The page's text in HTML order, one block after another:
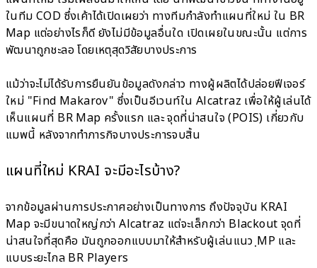
ในทีม COD ซึ่งเค้าได้เปิดเผยว่า ทางทีมกำลังทำแผนที่ใหม่ ใน BR
Map แต่อย่างไรก็ดี ยังไม่มีข้อมูลอื่นใด เปิดเผยในขณะนั้น แต่การ
พัฒนาถูกชะลอ โดยเหตุสุดวิสัยบางประการ
แม้ว่าจะไม่ได้รับการยืนยันข้อมูลดังกล่าว ทางผู้ผลิตได้ปล่อยฟีเจอร์
ใหม่ "Find Makarov" ซึ่งเป็นอีเวนท์ใน Alcatraz เพื่อให้ผู้เล่นได้
เห็นแผนที่ BR Map ครั้งแรก และ จุดที่น่าสนใจ (POIS) เกี่ยวกับ
แมพนี้ หลังจากทำภารกิจบางประการจบสิ้น
แผนที่ใหม่ KRAI จะมีอะไรบ้าง?
จากข้อมูลผ่านการประกาศอย่างเป็นทางการ ถึงปัจจุบัน KRAI
Map จะมีขนาดใหญ่กว่า Alcatraz แต่จะเล็กกว่า Blackout จุดที่
น่าสนใจที่สุดคือ มันถูกออกแบบมาให้สำหรับผู้เล่นแนว ฺMP และ
แบบระยะไกล BR Players